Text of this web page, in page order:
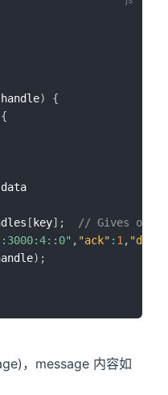
handle)
{
{
data
[ key] ;
// Gives
, "ack" : 1 , "data"
) ;
，message 内容如